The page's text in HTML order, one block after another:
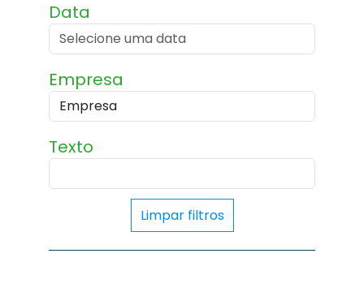
Data
Empresa
Texto
Limpar filtros